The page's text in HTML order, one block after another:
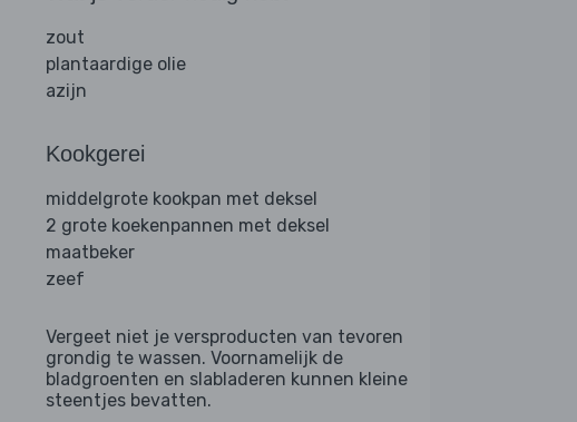
zout
plantaardige olie
azijn
Kookgerei
middelgrote kookpan met deksel
2 grote koekenpannen met deksel
maatbeker
zeef
Vergeet niet je versproducten van tevoren
grondig te wassen. Voornamelijk de
bladgroenten en slabladeren kunnen kleine
steentjes bevatten.